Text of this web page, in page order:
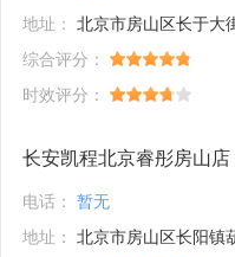
地址： 北京市房山区长于大
综合评分：
时效评分：
长安凯程北京睿彤房山店
电话： 暂无
地址： 北京市房山区长阳镇